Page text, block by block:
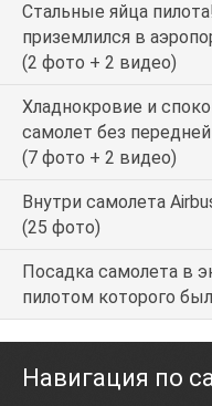
Стальные яйца
приземлился в
(2 фото + 2 видео)
Хладнокровие и
самолет без
(7 фото + 2 видео)
Внутри самолета
(25 фото)
Посадка самолета в
пилотом которого
Навигация по